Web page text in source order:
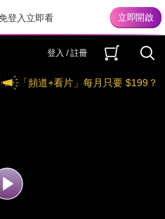
登入立即看
登入 / 註冊
「頻道+看片」每月只要 $199？